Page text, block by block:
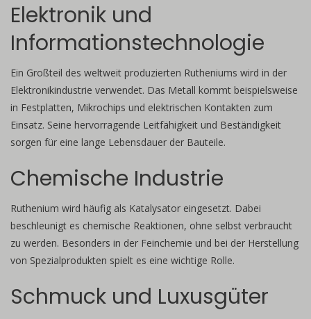
Elektronik und
Informationstechnologie
Ein Großteil des weltweit produzierten Rutheniums wird in der
Elektronikindustrie verwendet. Das Metall kommt beispielsweise
in Festplatten, Mikrochips und elektrischen Kontakten zum
Einsatz. Seine hervorragende Leitfähigkeit und Beständigkeit
sorgen für eine lange Lebensdauer der Bauteile.
Chemische Industrie
Ruthenium wird häufig als Katalysator eingesetzt. Dabei
beschleunigt es chemische Reaktionen, ohne selbst verbraucht
zu werden. Besonders in der Feinchemie und bei der Herstellung
von Spezialprodukten spielt es eine wichtige Rolle.
Schmuck und Luxusgüter